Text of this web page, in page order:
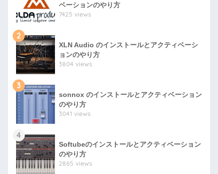
ベーションのやり方
7425 views
2
XLN Audio のインストールとアクティベーシ
ョンのやり方
3804 views
3
sonnox のインストールとアクティベーション
のやり方
3041 views
4
Softubeのインストールとアクティベーション
のやり方
2865 views